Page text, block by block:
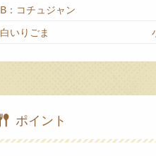
B：コチュジャン
白いりごま
ポイント